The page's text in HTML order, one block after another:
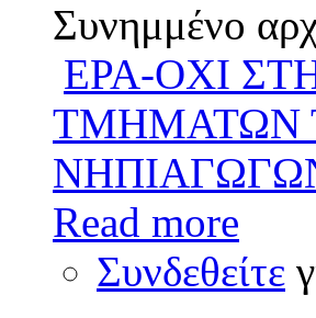
Συνημμένο
ΕΡΑ-ΟΧΙ
ΤΜΗΜΑΤΩΝ
Read more
Συνδεθείτε